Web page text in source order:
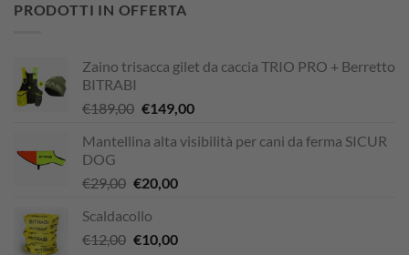
era:
PRODOTTI IN OFFERTA
Zaino trisacca gilet da caccia TRIO PRO + Berretto
BITRABI
€189,00 Il
originale
€189,00.
€149,00Il
attuale
Mantellina alta visibilità per cani da ferma SICUR
DOG
€29,00 Il
originale
era:
€20,00Il
è:
Scaldacollo
€12,00 Il
€10,00Il